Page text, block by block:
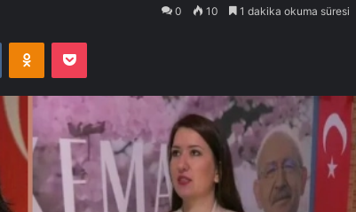
0 10 1 dakika okuma süresi
VKontakteOdnoklassniki
Pocket